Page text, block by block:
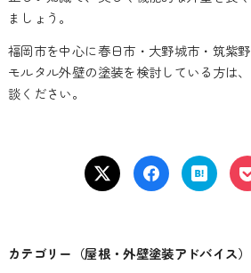
ましょう。
福岡市を中心に春日市・大野城市・筑紫野
モルタル外壁の塗装を検討している方は
談ください。
カテゴリー（屋根・外壁塗装アドバイス）